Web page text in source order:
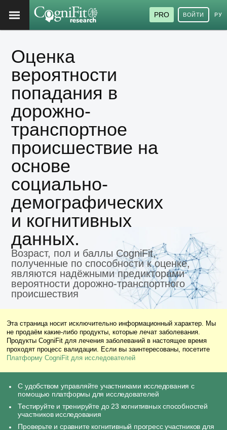
PRO ВОЙТИ
Оценка
вероятности
попадания в
дорожно-
транспортное
происшествие на
основе
социально-
демографических
и когнитивных
данных.
Возраст, пол и баллы CogniFit,
полученные по способности к оценке,
являются надёжными предикторами
вероятности дорожно-транспортного
происшествия
Эта страница носит исключительно информационный характер. Мы
не продаём какие-либо продукты, которые лечат заболевания.
Продукты CogniFit для лечения заболеваний в настоящее время
проходят процесс валидации. Если вы заинтересованы, посетите
Платформу CogniFit для исследователей
С удобством управляйте участниками исследования с
помощью платформы для исследователей
Тестируйте и тренируйте до 23 когнитивных способностей
участников исследования
Проверьте и сравните когнитивный прогресс участников для